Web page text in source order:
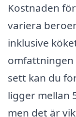
Kostnaden
variera
inklusive
omfattningen
sett kan du
ligger mellan
men det är